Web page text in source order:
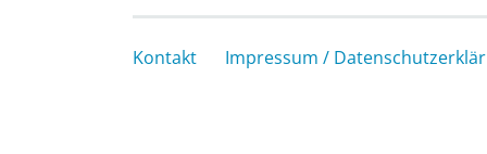
Kontakt Impressum /